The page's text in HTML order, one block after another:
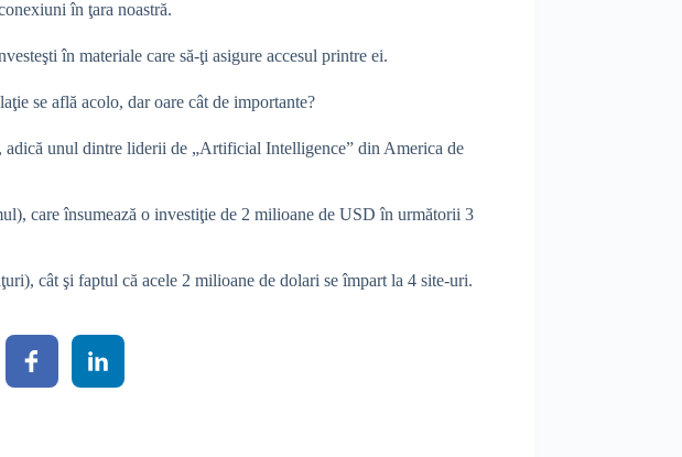
în ţara noastră.
în materiale care să-ţi asigure accesul printre ei.
se află acolo, dar oare cât de importante?
unul dintre liderii de „Artificial Intelligence” din America de
care însumează o investiţie de 2 milioane de USD în următorii 3
cât şi faptul că acele 2 milioane de dolari se împart la 4 site-uri.